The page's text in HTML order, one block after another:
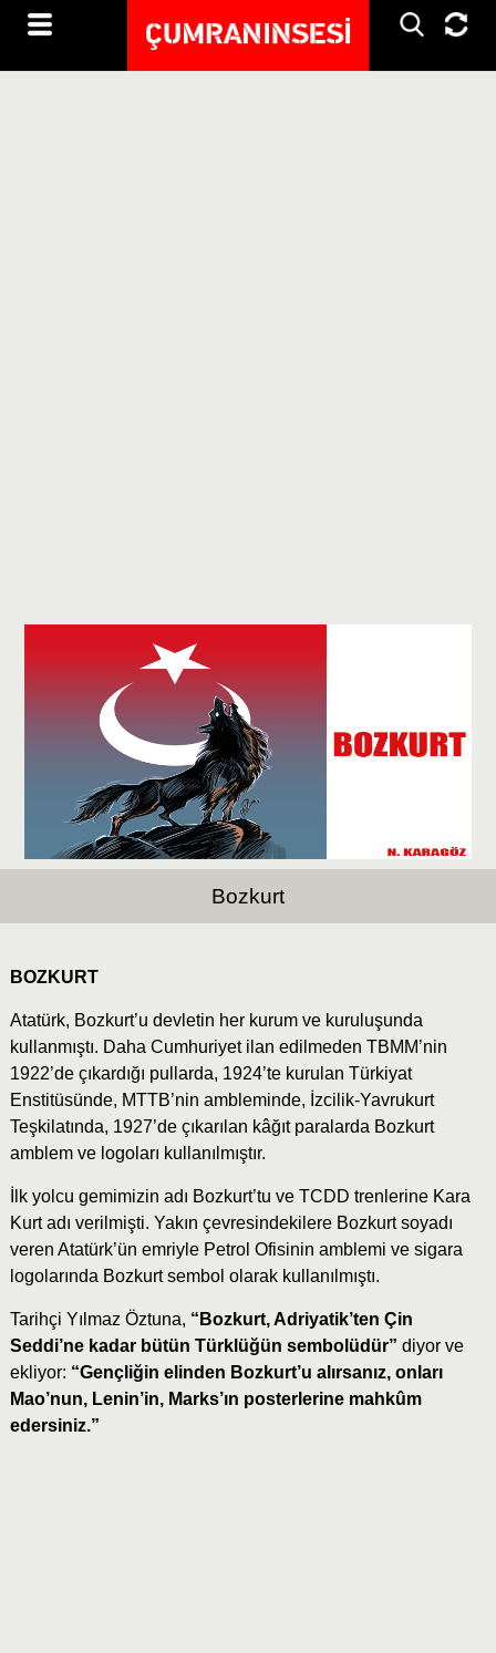
Bozkurt
BOZKURT
Atatürk, Bozkurt’u devletin her kurum ve kuruluşunda
kullanmıştı. Daha Cumhuriyet ilan edilmeden TBMM’nin
1922’de çıkardığı pullarda, 1924’te kurulan Türkiyat
Enstitüsünde, MTTB’nin ambleminde, İzcilik-Yavrukurt
Teşkilatında, 1927’de çıkarılan kâğıt paralarda Bozkurt
amblem ve logoları kullanılmıştır.
İlk yolcu gemimizin adı Bozkurt’tu ve TCDD trenlerine Kara
Kurt adı verilmişti. Yakın çevresindekilere Bozkurt soyadı
veren Atatürk’ün emriyle Petrol Ofisinin amblemi ve sigara
logolarında Bozkurt sembol olarak kullanılmıştı.
Tarihçi Yılmaz Öztuna, “Bozkurt, Adriyatik’ten Çin
Seddi’ne kadar bütün Türklüğün sembolüdür” diyor ve
ekliyor: “Gençliğin elinden Bozkurt’u alırsanız, onları
Mao’nun, Lenin’in, Marks’ın posterlerine mahkûm
edersiniz.”